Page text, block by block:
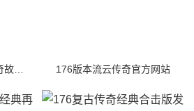
176版本流云传奇官方网站